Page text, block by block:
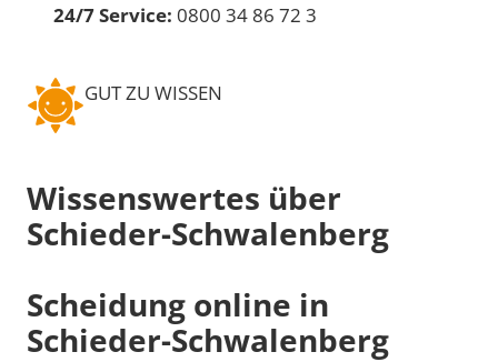
24/7 Service: 0800 34 86 72 3
GUT ZU WISSEN
Wissenswertes über
Schieder-Schwalenberg
Scheidung online in
Schieder-Schwalenberg